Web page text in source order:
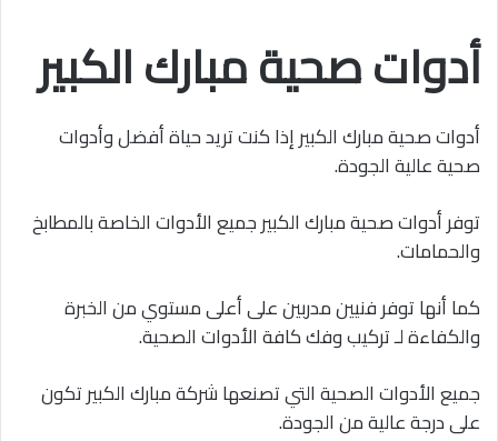
أدوات صحية مبارك الكبير
أدوات صحية مبارك الكبير إذا كنت تريد حياة أفضل وأدوات
صحية عالية الجودة.
توفر أدوات صحية مبارك الكبير جميع الأدوات الخاصة بالمطابخ
والحمامات.
كما أنها توفر فنيين مدربين على أعلى مستوي من الخبرة
والكفاءة لـ تركيب وفك كافة الأدوات الصحية.
جميع الأدوات الصحية التي تصنعها شركة مبارك الكبير تكون
على درجة عالية من الجودة.